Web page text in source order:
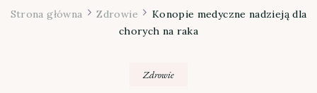
Strona główna Zdrowie
Konopie medyczne nadzieją dla
chorych na raka
Zdrowie